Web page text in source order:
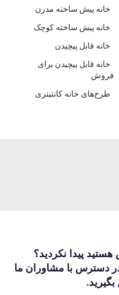
خانه پیش ساخته مدرن
خانه پیش ساخته کوچک
خانه قابل پیچیدن
خانه قابل پیچیدن برای
فروش
طرح‌های خانه کانتینری
پیدا نکردید؟
دسترس با مشاوران ما